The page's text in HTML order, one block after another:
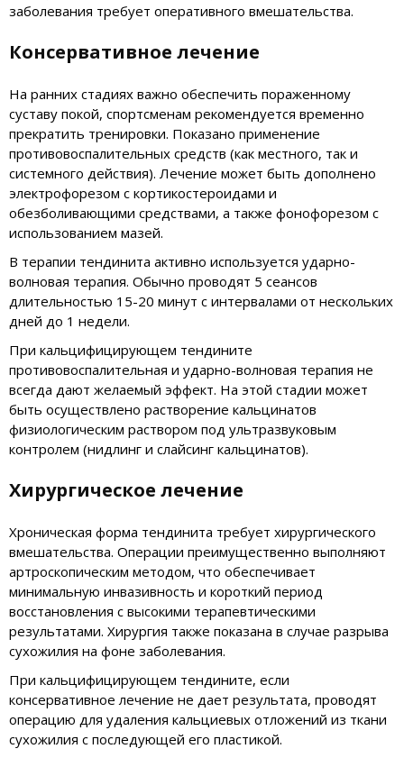
заболевания требует оперативного вмешательства.
Консервативное лечение
На ранних стадиях важно обеспечить пораженному
суставу покой, спортсменам рекомендуется временно
прекратить тренировки. Показано применение
противовоспалительных средств (как местного, так и
системного действия). Лечение может быть дополнено
электрофорезом с кортикостероидами и
обезболивающими средствами, а также фонофорезом с
использованием мазей.
В терапии тендинита активно используется ударно-
волновая терапия. Обычно проводят 5 сеансов
длительностью 15-20 минут с интервалами от нескольких
дней до 1 недели.
При кальцифицирующем тендините
противовоспалительная и ударно-волновая терапия не
всегда дают желаемый эффект. На этой стадии может
быть осуществлено растворение кальцинатов
физиологическим раствором под ультразвуковым
контролем (нидлинг и слайсинг кальцинатов).
Хирургическое лечение
Хроническая форма тендинита требует хирургического
вмешательства. Операции преимущественно выполняют
артроскопическим методом, что обеспечивает
минимальную инвазивность и короткий период
восстановления с высокими терапевтическими
результатами. Хирургия также показана в случае разрыва
сухожилия на фоне заболевания.
При кальцифицирующем тендините, если
консервативное лечение не дает результата, проводят
операцию для удаления кальциевых отложений из ткани
сухожилия с последующей его пластикой.